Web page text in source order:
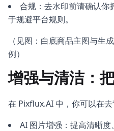
合规：去水印前请确认你
于规避平台规则。
（见图：白底商品主图与生
例）
增强与清洁：
在 Pixflux.AI 中，你可以在去
AI 图片增强：提高清晰